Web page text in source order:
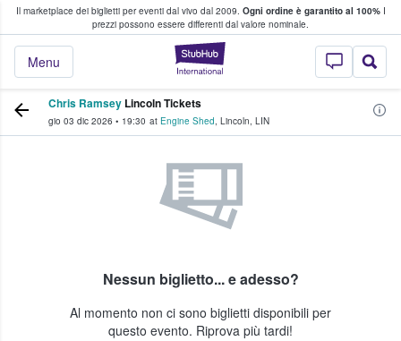
Il marketplace dei biglietti per eventi dal vivo dal 2009. Ogni ordine è garantito al 100%I
prezzi possono essere differenti dal valore nominale.
StubHub - Dove
Menu
fan comprano e vendono biglietti
Chris Ramsey Lincoln Tickets
gio 03 dic 2026 • 19:30 at Engine Shed, Lincoln, LIN
Nessun biglietto... e adesso?
Al momento non ci sono biglietti disponibili per
questo evento. Riprova più tardi!